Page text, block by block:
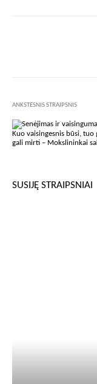
ANKSTESNIS STRAIPSNIS
Kuo vaisingesnis būsi, tuo
gali mirti – Mokslininkai
SUSIJĘ STRAIPSNIAI